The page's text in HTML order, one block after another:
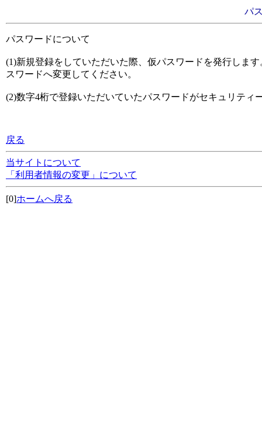
パ
パスワードについて
(1)新規登録をしていただいた際、仮パスワードを発行しま
スワードへ変更してください。
(2)数字4桁で登録いただいていたパスワードがセキュリテ
戻る
当サイトについて
「利用者情報の変更」について
[0]ホームへ戻る